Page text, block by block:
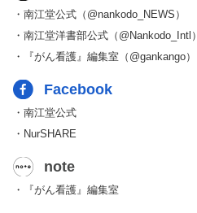
・南江堂公式（@nankodo_NEWS）
・南江堂洋書部公式（@Nankodo_Intl）
・『がん看護』編集室（@gankango）
Facebook
・南江堂公式
・NurSHARE
note
・『がん看護』編集室